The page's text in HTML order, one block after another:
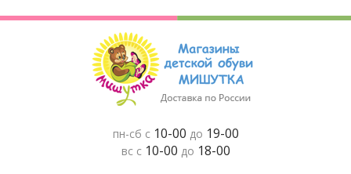
пн-сб с 10-00 до 19-00
вс с 10-00 до 18-00